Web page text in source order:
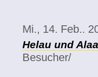
Mi., 14. Feb..
Helau und
Besucher/